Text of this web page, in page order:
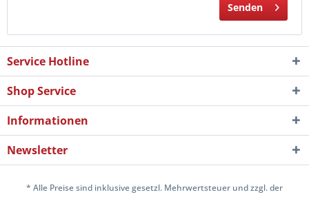
Senden
Service Hotline
Shop Service
Informationen
Newsletter
* Alle Preise sind inklusive gesetzl. Mehrwertsteuer und zzgl. der